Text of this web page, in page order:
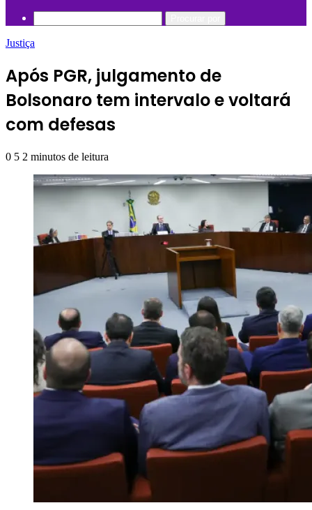
Justiça
Após PGR, julgamento de
Bolsonaro tem intervalo e voltará
com defesas
0 5 2 minutos de leitura